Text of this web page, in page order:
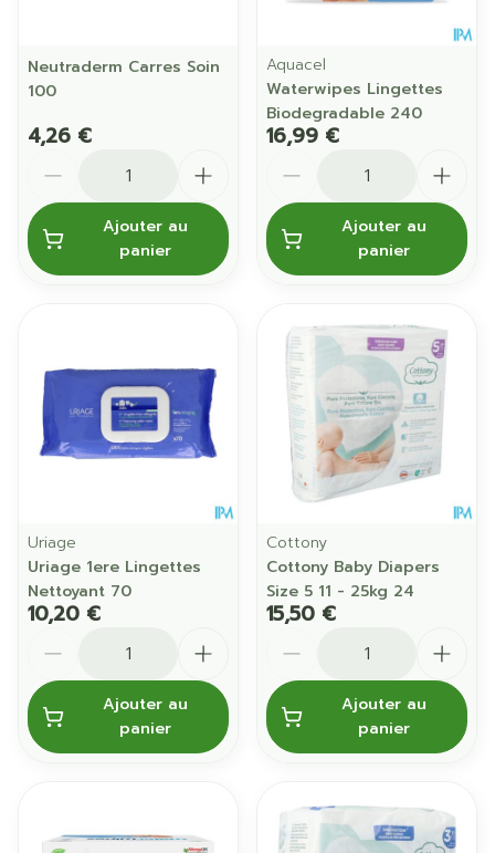
Neutraderm Carres Soin
100
4,26 €
Ajouter au
panier
Aquacel
Waterwipes Lingettes
Biodegradable 240
16,99 €
Ajouter au
panier
Uriage
Uriage 1ere Lingettes
Nettoyant 70
10,20 €
Ajouter au
panier
Cottony
Cottony Baby Diapers
Size 5 11 - 25kg 24
15,50 €
Ajouter au
panier